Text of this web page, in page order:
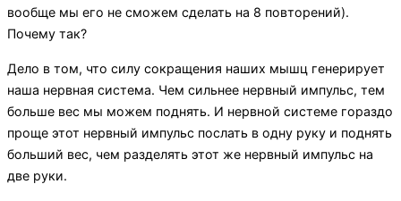
вообще мы его не сможем сделать на 8 повторений).
Почему так?
Дело в том, что силу сокращения наших мышц генерирует
наша нервная система. Чем сильнее нервный импульс, тем
больше вес мы можем поднять. И нервной системе гораздо
проще этот нервный импульс послать в одну руку и поднять
больший вес, чем разделять этот же нервный импульс на
две руки.